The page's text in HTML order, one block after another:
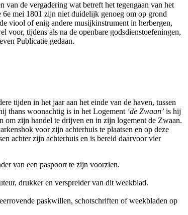
de vergadering wat betreft het tegengaan van het
mei 1801 zijn niet duidelijk genoeg om op grond
viool of enig andere musijkinstrument in herbergen,
voor, tijdens als na de openbare godsdienstoefeningen,
Publicatie gedaan.
tijden in het jaar aan het einde van de haven, tussen
thans woonachtig is in het Logement ‘de Zwaan’ is hij
om zijn handel te drijven en in zijn logement de Zwaan.
voor zijn achterhuis te plaatsen en op deze
achter zijn achterhuis en is bereid daarvoor vier
van een paspoort te zijn voorzien.
drukker en verspreider van dit weekblad.
paskwillen, schotschriften of weekbladen op